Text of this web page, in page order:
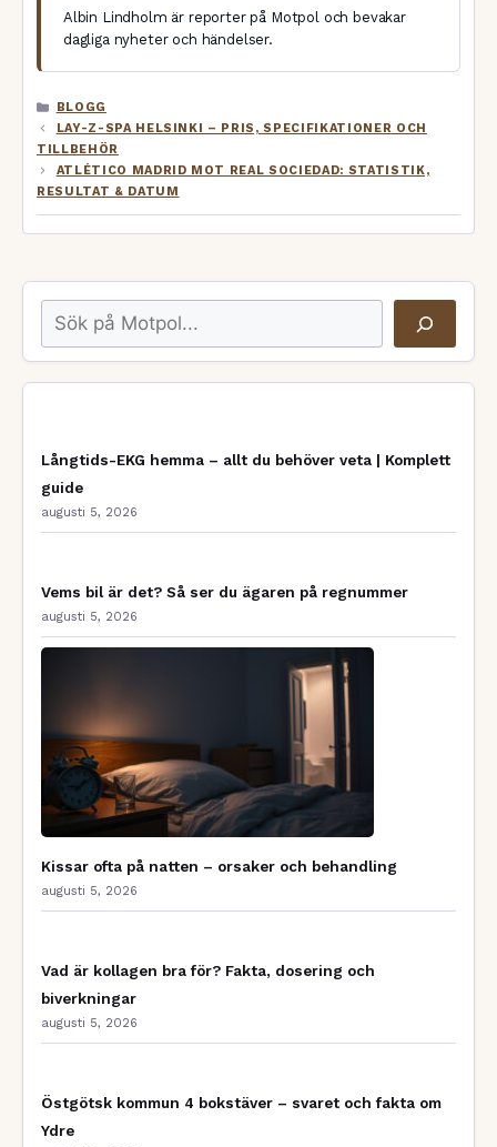
Albin Lindholm är reporter på Motpol och bevakar
dagliga nyheter och händelser.
KATEGORIER
BLOGG
LAY-Z-SPA HELSINKI – PRIS, SPECIFIKATIONER OCH
TILLBEHÖR
ATLÉTICO MADRID MOT REAL SOCIEDAD: STATISTIK,
RESULTAT & DATUM
Sök
Långtids-EKG hemma – allt du behöver veta | Komplett
guide
augusti 5, 2026
Vems bil är det? Så ser du ägaren på regnummer
augusti 5, 2026
Kissar ofta på natten – orsaker och behandling
augusti 5, 2026
Vad är kollagen bra för? Fakta, dosering och
biverkningar
augusti 5, 2026
Östgötsk kommun 4 bokstäver – svaret och fakta om
Ydre